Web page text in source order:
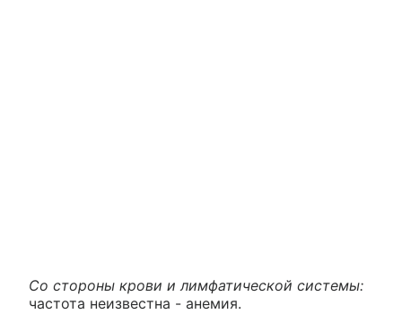
Со стороны крови и лимфатической системы:
частота неизвестна - анемия.